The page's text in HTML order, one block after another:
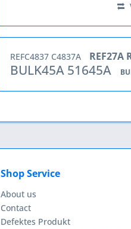
REFC4837 C4837A REF27A
BULK45A 51645A
Shop Service
About us
Contact
Defektes Produkt